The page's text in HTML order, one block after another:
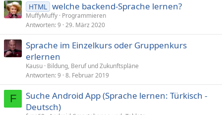
HTML welche backend-Sprache lernen?
MuffyMuffy Programmieren
Antworten 9 29. März 2020
Sprache im Einzelkurs oder Gruppenkurs
erlernen
Kausu Bildung, Beruf und Zukunftspläne
Antworten 9 8. Februar 2019
F
Suche Android App (Sprache lernen: Türkisch -
Deutsch)